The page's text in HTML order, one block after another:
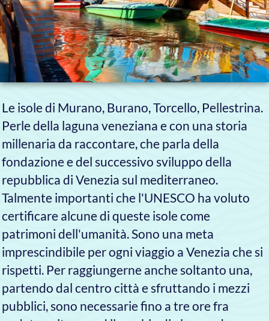
prendere direttamente o nelle dirette vicinanze
del vostro albergo o appartamento, e portarvi
con un viaggio diretto a visitare queste
splendide isole. Il tutto spesso in meno di trenta
minuti per ogni viaggio.
Un viaggio sul nostro taxi
è il modo più comodo e
rapido per raggiungere
qualsiasi destinazione, di
giorno e di notte